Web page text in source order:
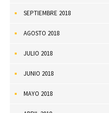
SEPTIEMBRE 2018
AGOSTO 2018
JULIO 2018
JUNIO 2018
MAYO 2018